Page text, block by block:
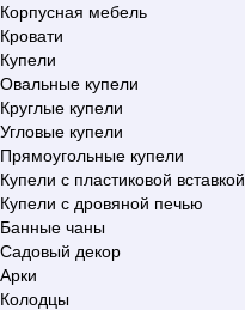
Корпусная мебель
Кровати
Купели
Овальные купели
Круглые купели
Угловые купели
Прямоугольные купели
Купели с пластиковой вставкой
Купели с дровяной печью
Банные чаны
Садовый декор
Арки
Колодцы